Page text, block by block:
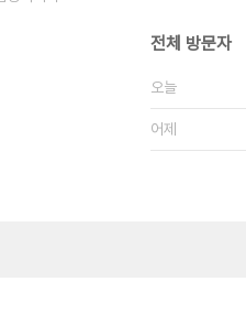
전체 방문자
오늘
어제